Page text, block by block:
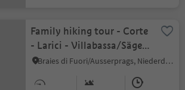
Family hiking tour - Corte
- Larici - Villabassa/Säge -
Lercha - Niederdorf
Braies di Fuori/Ausserprags, Niederdorf/Villabassa, Dolomites Region 3 Zinnen